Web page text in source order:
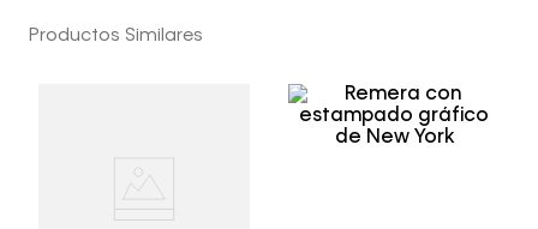
Productos Similares